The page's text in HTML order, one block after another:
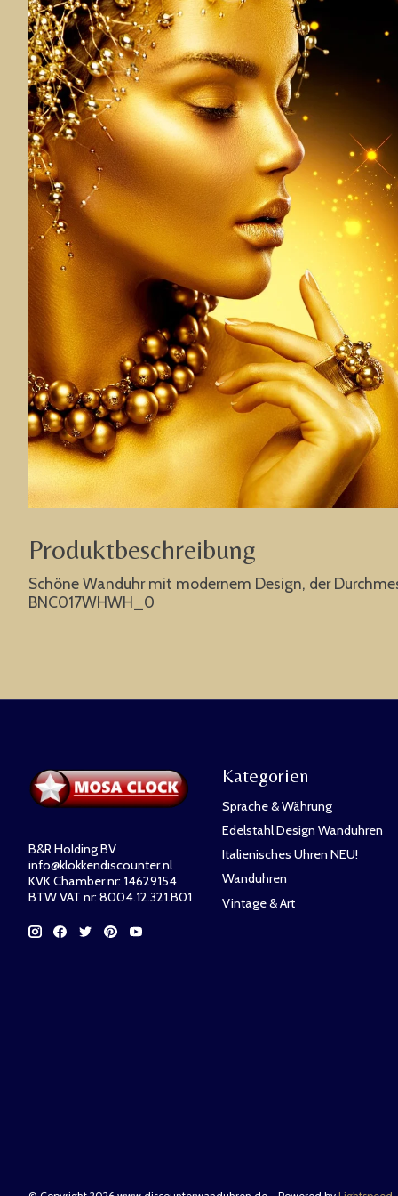
Produktbeschreibung
Schöne Wanduhr mit modernem Design, der
BNC017WHWH_0
B&R Holding BV
info@klokkendiscounter.nl
KVK Chamber nr: 14629154
BTW VAT nr: 8004.12.321.B01
Kategorien
Sprache & Währung
Edelstahl Design Wanduhren
Italienisches Uhren NEU!
Wanduhren
Vintage & Art